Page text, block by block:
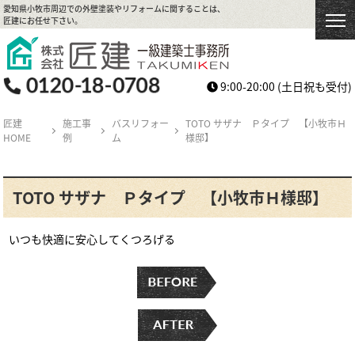
愛知県小牧市周辺での外壁塗装やリフォームに関することは、
匠建にお任せ下さい。
9:00-20:00 (土日祝も受付)
匠建
HOME
施工事
例
バスリフォー
ム
TOTO サザナ Ｐタイプ 【小牧市Ｈ
様邸】
TOTO サザナ Ｐタイプ 【小牧市Ｈ様邸】
いつも快適に安心してくつろげる